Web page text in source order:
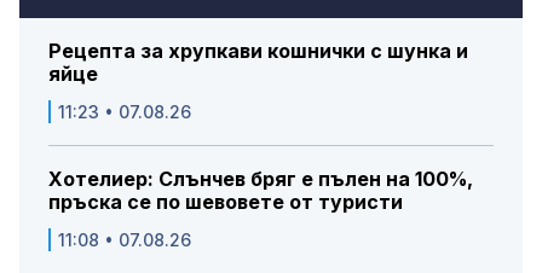
Рецепта за хрупкави кошнички с шунка и
яйце
11:23 • 07.08.26
Хотелиер: Слънчев бряг е пълен на 100%,
пръска се по шевовете от туристи
11:08 • 07.08.26